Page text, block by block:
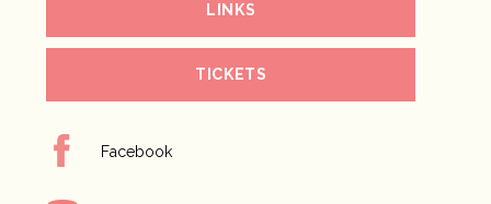
LINKS
TICKETS
Facebook